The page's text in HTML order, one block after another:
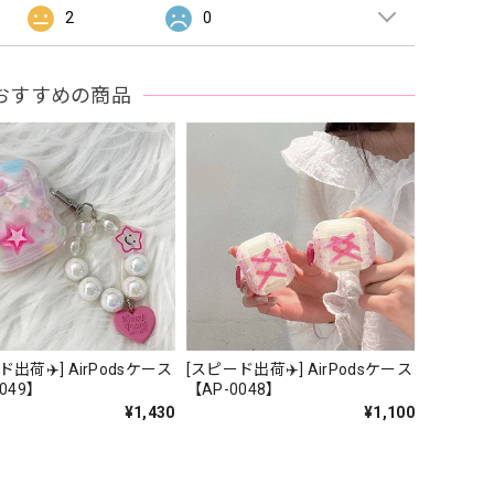
2 0
すすめの商品
出荷✈️] AirPodsケース
】
¥1,430
[スピード出荷✈️] AirPodsケース
【AP-0048】
¥1,100